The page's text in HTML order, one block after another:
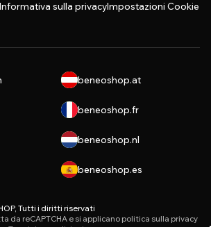
Informativa sulla privacyImpostazioni Cookie
beneoshop.at
beneoshop.fr
beneoshop.nl
beneoshop.es
Tutti i diritti riservati
da reCAPTCHA e si applicano politica sulla privacy
Termini e condizioni.